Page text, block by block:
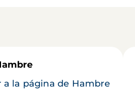
a la página de Hambre